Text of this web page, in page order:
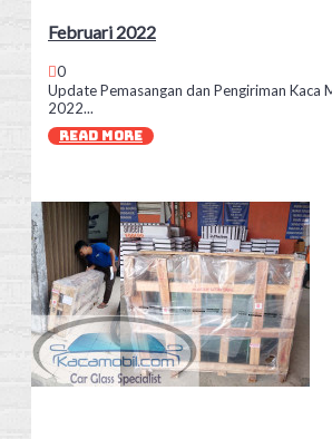
Februari 2022
0
Update Pemasangan dan Pengiriman Kaca
2022...
READ MORE